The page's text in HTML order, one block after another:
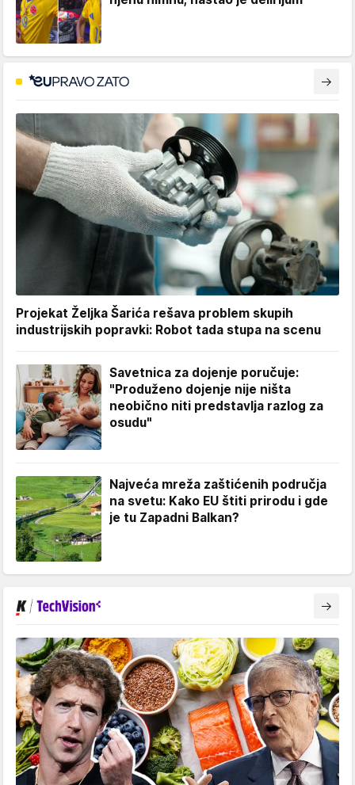
Projekat Željka Šarića rešava problem skupih
industrijskih popravki: Robot tada stupa na scenu
Savetnica za dojenje poručuje:
"Produženo dojenje nije ništa
neobično niti predstavlja razlog za
osudu"
Najveća mreža zaštićenih područja
na svetu: Kako EU štiti prirodu i gde
je tu Zapadni Balkan?